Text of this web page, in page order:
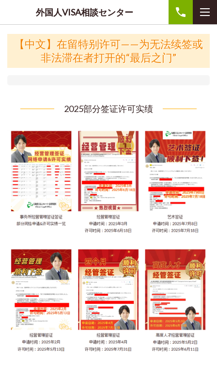
外国人VISA相談センター
【中文】 在留特别许可——为无法续签或
非法滞在者打开的“最后之门”
2025部分签证许可实绩